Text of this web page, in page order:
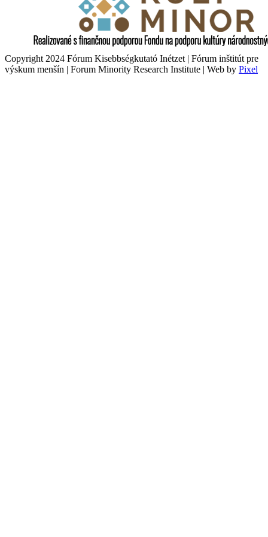
Copyright 2024 Fórum Kisebbségkutató Inétzet | Fórum inštitút pre
výskum menšín | Forum Minority Research Institute | Web by Pixel